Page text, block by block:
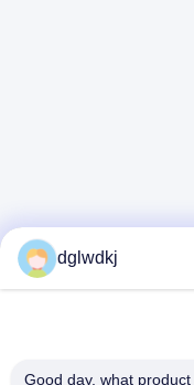
dglwdkj
Good day, what